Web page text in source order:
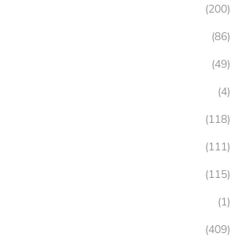
(200)
(86)
(49)
(4)
(118)
(111)
(115)
(1)
(409)